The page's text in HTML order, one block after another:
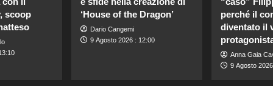
scoop
‘House of the Dragon’
Dario Cangemi
9 Agosto 2026 : 12:00
perché il
diventato il
Anna Gaia
9 Agosto